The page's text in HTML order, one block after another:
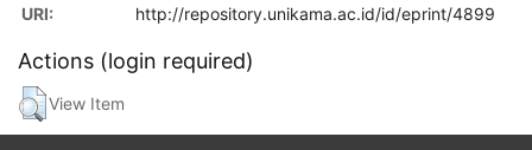
URI: http://repository.unikama.ac.id/id/eprint/4899
Actions (login required)
View Item